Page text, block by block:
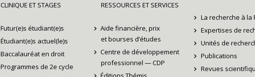
CLINIQUE ET STAGES
Futur(e)s étudiant(e)s
Étudiant(e)s actuel(le)s
Baccalauréat en droit
Programmes de 2e cycle
RESSOURCES ET SERVICES
Aide financière, prix
et bourses d’études
Centre de développement
professionnel — CDP
La recherche à la
Expertises de
Unités de
Publications
Revues